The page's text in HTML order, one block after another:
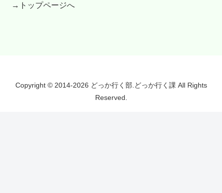
→トップページへ
Copyright © 2014-2026 どっか行く部.どっか行く課 All Rights
Reserved.